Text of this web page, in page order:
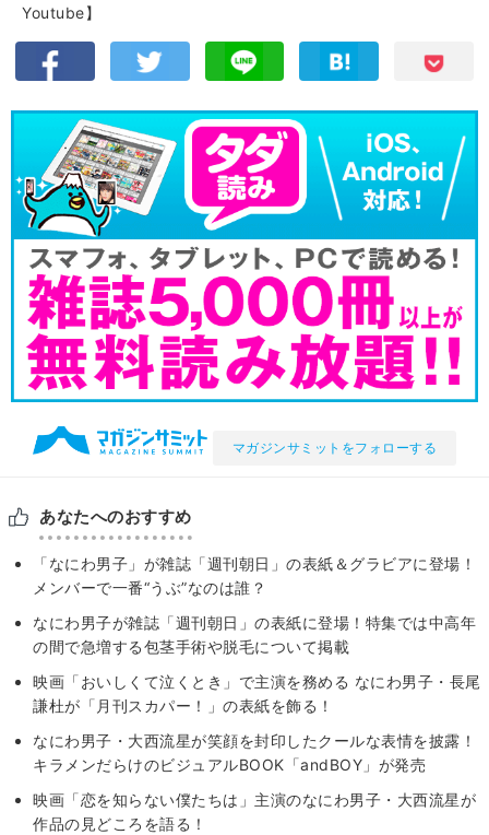
Youtube】
マガジンサミットをフォローする
あなたへのおすすめ
「なにわ男子」が雑誌「週刊朝日」の表紙＆グラビアに登場！
メンバーで一番“うぶ”なのは誰？
なにわ男子が雑誌「週刊朝日」の表紙に登場！特集では中高年
の間で急増する包茎手術や脱毛について掲載
映画「おいしくて泣くとき」で主演を務める なにわ男子・長尾
謙杜が「月刊スカパー！」の表紙を飾る！
なにわ男子・大西流星が笑顔を封印したクールな表情を披露！
キラメンだらけのビジュアルBOOK「andBOY」が発売
映画「恋を知らない僕たちは」主演のなにわ男子・大西流星が
作品の見どころを語る！